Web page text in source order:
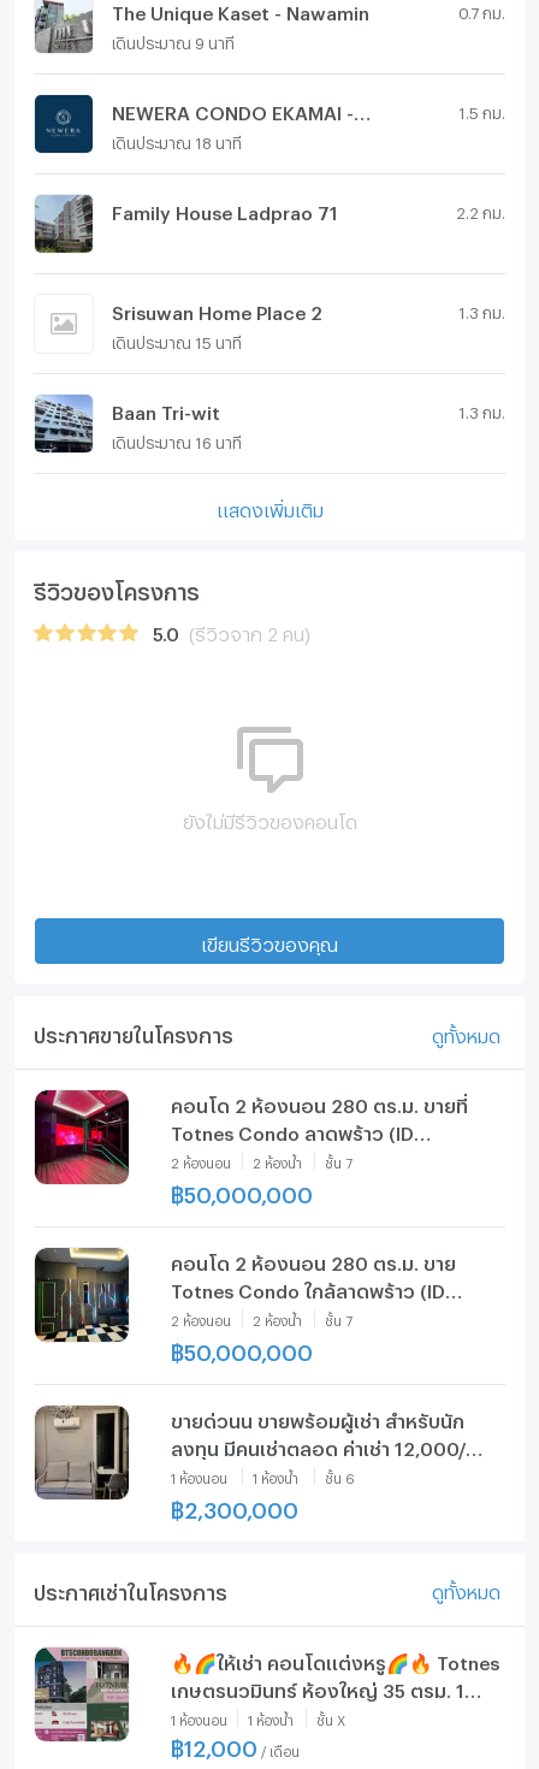
The Unique Kaset - Nawamin 0.7 กม.
เดินประมาณ 9 นาที
1.5 กม.
เดินประมาณ 18 นาที
Family House Ladprao 71 2.2 กม.
Srisuwan Home Place 2 1.3 กม.
เดินประมาณ 15 นาที
Baan Tri-wit 1.3 กม.
เดินประมาณ 16 นาที
แสดงเพิ่มเติม
รีวิวของโครงการ
5.0 (รีวิวจาก 2 คน)
ยังไม่มีรีวิวของคอนโด
เขียนรีวิวของคุณ
ประกาศขายในโครงการ ดูทั้งหมด
คอนโด 2 ห้องนอน 280 ตร.ม. ขายที่
Totnes Condo ลาดพร้าว (ID
2367120)
2 ห้องนอน 2 ห้องน้ำ ชั้น 7
฿50,000,000
คอนโด 2 ห้องนอน 280 ตร.ม. ขาย
Totnes Condo ใกล้ลาดพร้าว (ID
2430734)
2 ห้องนอน 2 ห้องน้ำ ชั้น 7
฿50,000,000
ขายด่วนน ขายพร้อมผู้เช่า สำหรับนัก
ลงทุน มีคนเช่าตลอด ค่าเช่า 12,000/
เดือน แถมเฟอร์ แถมเครื่องใช้ไฟ้าครบ
1 ห้องนอน 1 ห้องน้ำ ชั้น 6
฿2,300,000
ประกาศเช่าในโครงการ ดูทั้งหมด
🔥🌈ให้เช่า คอนโดแต่งหรู🌈🔥 Totnes
เกษตรนวมินทร์ ห้องใหญ่ 35 ตรม. 1
นอน ราคาถูกเหมือนห้องสตู
1 ห้องนอน 1 ห้องน้ำ ชั้น X
฿12,000 / เดือน